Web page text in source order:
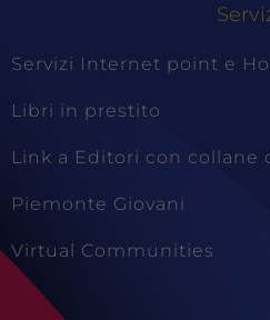
Servizi Internet point e
Libri in prestito
Link a Editori con collane
Piemonte Giovani
Virtual Communities